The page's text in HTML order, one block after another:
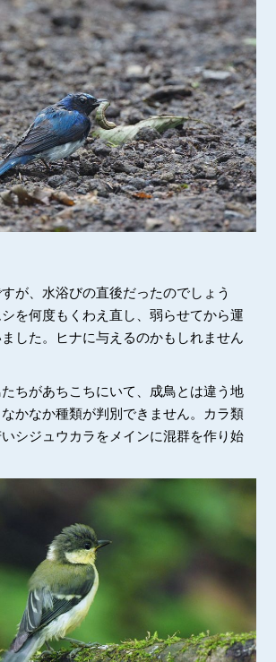
が、水浴びの直後だったのでしょう
を何度もくわえ直し、弱らせてから運
した。ヒナに与えるのかもしれません
ちがあちこちにいて、成鳥とは違う地
かなか種類が判別できません。カラ類
シジュウカラをメインに混群を作り始